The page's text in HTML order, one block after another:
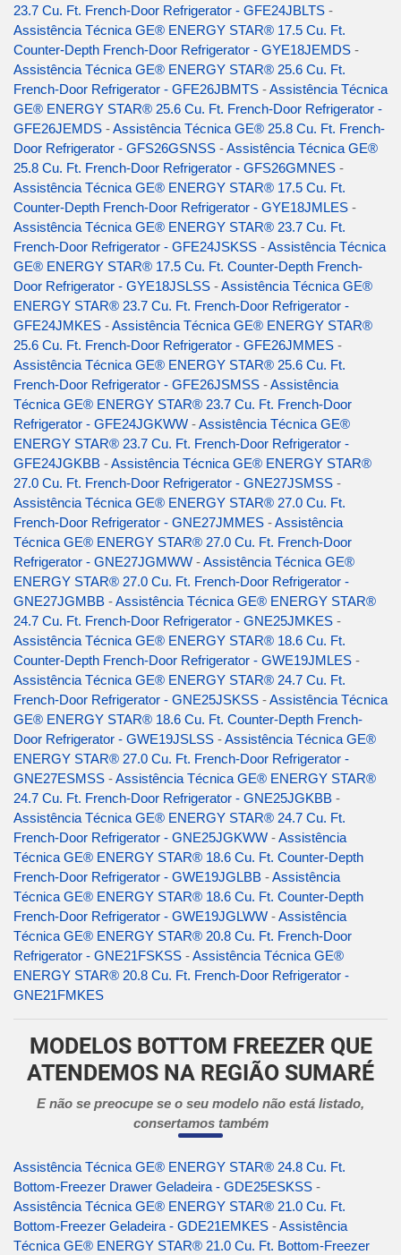
23.7 Cu. Ft. French-Door Refrigerator - GFE24JBLTS -
Assistência Técnica GE® ENERGY STAR® 17.5 Cu. Ft.
Counter-Depth French-Door Refrigerator - GYE18JEMDS -
Assistência Técnica GE® ENERGY STAR® 25.6 Cu. Ft.
French-Door Refrigerator - GFE26JBMTS -Assistência Técnica
GE® ENERGY STAR® 25.6 Cu. Ft. French-Door Refrigerator -
GFE26JEMDS -Assistência Técnica GE® 25.8 Cu. Ft. French-
Door Refrigerator - GFS26GSNSS -Assistência Técnica GE®
25.8 Cu. Ft. French-Door Refrigerator - GFS26GMNES -
Assistência Técnica GE® ENERGY STAR® 17.5 Cu. Ft.
Counter-Depth French-Door Refrigerator - GYE18JMLES -
Assistência Técnica GE® ENERGY STAR® 23.7 Cu. Ft.
French-Door Refrigerator - GFE24JSKSS -Assistência Técnica
GE® ENERGY STAR® 17.5 Cu. Ft. Counter-Depth French-
Door Refrigerator - GYE18JSLSS -Assistência Técnica GE®
ENERGY STAR® 23.7 Cu. Ft. French-Door Refrigerator -
GFE24JMKES -Assistência Técnica GE® ENERGY STAR®
25.6 Cu. Ft. French-Door Refrigerator - GFE26JMMES -
Assistência Técnica GE® ENERGY STAR® 25.6 Cu. Ft.
French-Door Refrigerator - GFE26JSMSS -Assistência
Técnica GE® ENERGY STAR® 23.7 Cu. Ft. French-Door
Refrigerator - GFE24JGKWW -Assistência Técnica GE®
ENERGY STAR® 23.7 Cu. Ft. French-Door Refrigerator -
GFE24JGKBB -Assistência Técnica GE® ENERGY STAR®
27.0 Cu. Ft. French-Door Refrigerator - GNE27JSMSS -
Assistência Técnica GE® ENERGY STAR® 27.0 Cu. Ft.
French-Door Refrigerator - GNE27JMMES -Assistência
Técnica GE® ENERGY STAR® 27.0 Cu. Ft. French-Door
Refrigerator - GNE27JGMWW -Assistência Técnica GE®
ENERGY STAR® 27.0 Cu. Ft. French-Door Refrigerator -
GNE27JGMBB -Assistência Técnica GE® ENERGY STAR®
24.7 Cu. Ft. French-Door Refrigerator - GNE25JMKES -
Assistência Técnica GE® ENERGY STAR® 18.6 Cu. Ft.
Counter-Depth French-Door Refrigerator - GWE19JMLES -
Assistência Técnica GE® ENERGY STAR® 24.7 Cu. Ft.
French-Door Refrigerator - GNE25JSKSS -Assistência Técnica
GE® ENERGY STAR® 18.6 Cu. Ft. Counter-Depth French-
Door Refrigerator - GWE19JSLSS -Assistência Técnica GE®
ENERGY STAR® 27.0 Cu. Ft. French-Door Refrigerator -
GNE27ESMSS -Assistência Técnica GE® ENERGY STAR®
24.7 Cu. Ft. French-Door Refrigerator - GNE25JGKBB -
Assistência Técnica GE® ENERGY STAR® 24.7 Cu. Ft.
French-Door Refrigerator - GNE25JGKWW -Assistência
Técnica GE® ENERGY STAR® 18.6 Cu. Ft. Counter-Depth
French-Door Refrigerator - GWE19JGLBB -Assistência
Técnica GE® ENERGY STAR® 18.6 Cu. Ft. Counter-Depth
French-Door Refrigerator - GWE19JGLWW -Assistência
Técnica GE® ENERGY STAR® 20.8 Cu. Ft. French-Door
Refrigerator - GNE21FSKSS -Assistência Técnica GE®
ENERGY STAR® 20.8 Cu. Ft. French-Door Refrigerator -
GNE21FMKES
MODELOS BOTTOM FREEZER QUE
ATENDEMOS NA REGIÃO SUMARÉ
E não se preocupe se o seu modelo não está listado,
consertamos também
Assistência Técnica GE® ENERGY STAR® 24.8 Cu. Ft.
Bottom-Freezer Drawer Geladeira - GDE25ESKSS -
Assistência Técnica GE® ENERGY STAR® 21.0 Cu. Ft.
Bottom-Freezer Geladeira - GDE21EMKES -Assistência
Técnica GE® ENERGY STAR® 21.0 Cu. Ft. Bottom-Freezer